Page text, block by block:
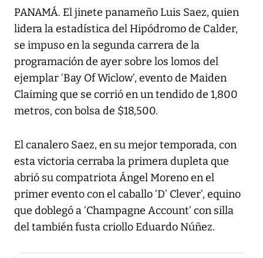
PANAMÁ. El jinete panameño Luis Saez, quien
lidera la estadística del Hipódromo de Calder,
se impuso en la segunda carrera de la
programación de ayer sobre los lomos del
ejemplar ‘Bay Of Wiclow’, evento de Maiden
Claiming que se corrió en un tendido de 1,800
metros, con bolsa de $18,500.
El canalero Saez, en su mejor temporada, con
esta victoria cerraba la primera dupleta que
abrió su compatriota Ángel Moreno en el
primer evento con el caballo ‘D’ Clever’, equino
que doblegó a ‘Champagne Account’ con silla
del también fusta criollo Eduardo Núñez.